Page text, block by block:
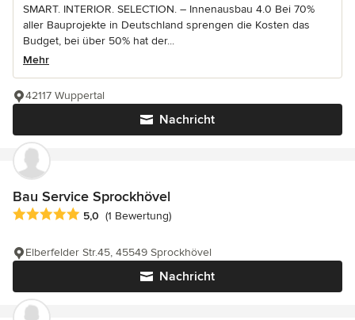
SMART. INTERIOR. SELECTION. – Innenausbau 4.0 Bei 70%
aller Bauprojekte in Deutschland sprengen die Kosten das
Budget, bei über 50% hat der...
Mehr
Nachricht
42117 Wuppertal
Bau Service Sprockhövel
Durchschnittliche Bewertung: 5 von 5 Sternen
5,0 (1 Bewertung)
Nachricht
Elberfelder Str.45, 45549 Sprockhövel